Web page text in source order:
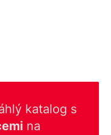
katalog s
na